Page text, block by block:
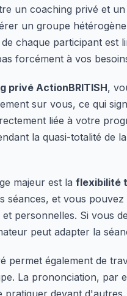
un coaching privé et
un groupe
chaque participant est
forcément à vos
privé ActionBRITISH,
sur vous, ce qui
liée à votre
la quasi-totalité de
majeur est la flexibilité
séances, et vous
personnelles. Si vous
peut adapter la
permet également de
La prononciation, par
pratiquer devant